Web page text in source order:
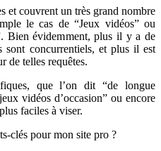
et couvrent un très grand nombre
le cas de “Jeux vidéos” ou
Bien évidemment, plus il y a de
sont concurrentiels, et plus il est
de telles requêtes.
que l’on dit “de longue
vidéos d’occasion” ou encore
faciles à viser.
clés pour mon site pro ?